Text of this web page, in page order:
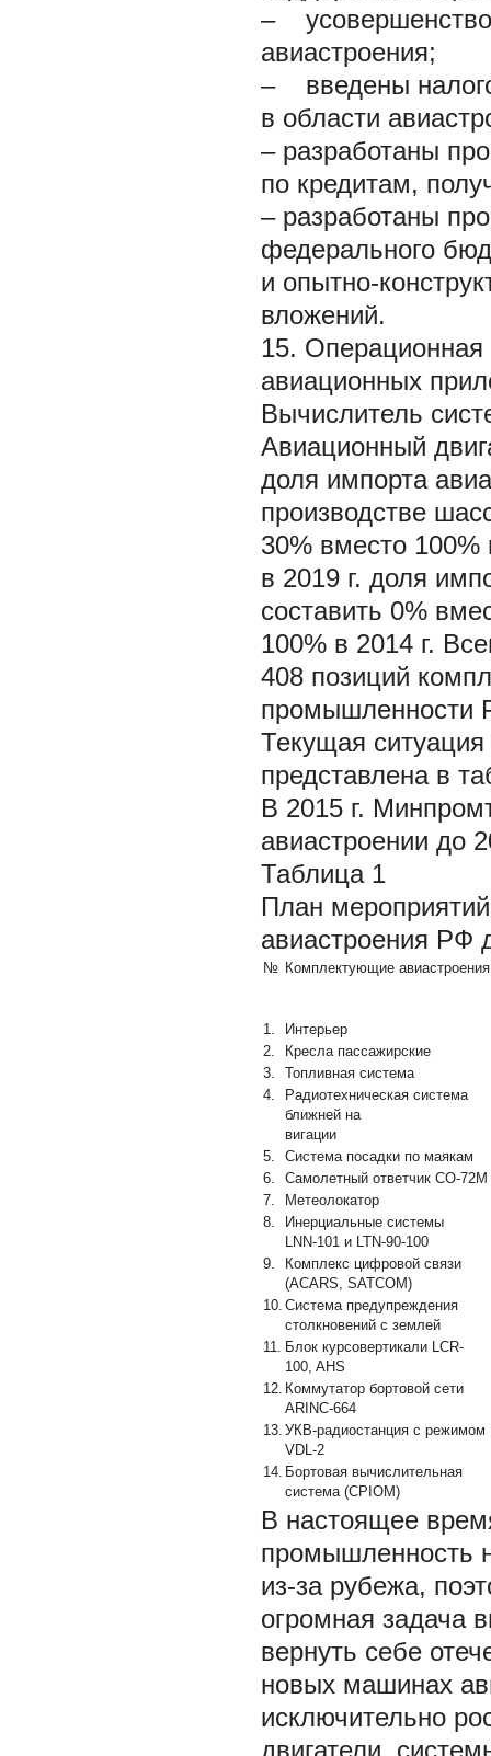
–
авиастроения;
– введены
в области
– разработаны
по кредитам,
– разработаны
федерального
и опытно-
вложений.
15. Операционная
авиационных
Вычислитель
Авиационный
доля импорта
производстве
30% вместо 100%
в 2019 г. доля
составить 0%
100% в 2014 г.
408 позиций
промышленности
Текущая
представлена в
В 2015 г.
авиастроении до
Таблица 1
План
авиастроения РФ
№ Комплектующие авиастроения
1.
Интерьер
2.
Кресла пассажирские
3.
Топливная система
4.
Радиотехническая система
ближней на
вигации
5.
Система посадки по маякам
6.
Самолетный ответчик СО-72М
7.
Метеолокатор
8.
Инерциальные системы
LNN-101 и LTN-90-100
9.
Комплекс цифровой связи
(ACARS, SATCOM)
10. Система предупреждения
столкновений с землей
11.
Блок курсовертикали LCR-
100, AHS
12. Коммутатор бортовой сети
ARINC-664
13. УКВ-радиостанция с режимом
VDL-2
14. Бортовая вычислительная
система (CPIOM)
В настоящее
промышленность
из-за рубежа,
огромная задача
вернуть себе
новых машинах
исключительно
двигатели,